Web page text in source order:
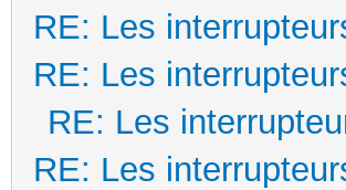
RE: Les
RE: Les
RE: Les
RE: Les